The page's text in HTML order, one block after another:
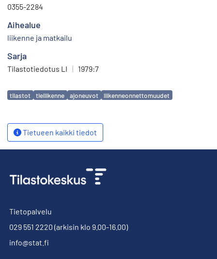
0355-2284
Aihealue
liikenne ja matkailu
Sarja
Tilastotiedotus LI | 1979:7
Avainsanat
tilastot tieliikenne ajoneuvot liikenneonnettomuudet
Tietueen kaikki tiedot
Tietopalvelu
029 551 2220 (arkisin klo 9.00-16.00)
info@stat.fi